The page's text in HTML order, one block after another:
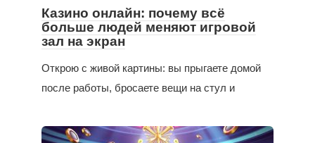
Казино онлайн: почему всё
больше людей меняют игровой
зал на экран
Открою с живой картины: вы прыгаете домой
после работы, бросаете вещи на стул и